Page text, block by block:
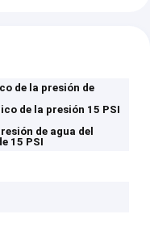
de la presión de
de la presión 15 PSI
de agua del
15 PSI